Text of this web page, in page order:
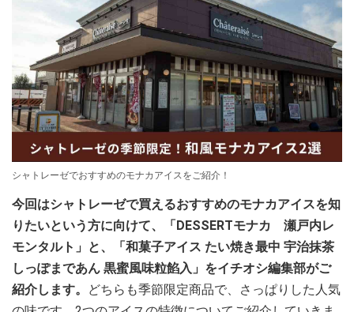
シャトレーゼでおすすめのモナカアイスをご紹介！
今回はシャトレーゼで買えるおすすめのモナカアイスを知
りたいという方に向けて、「DESSERTモナカ 瀬戸内レ
モンタルト」と、「和菓子アイス たい焼き最中 宇治抹茶
しっぽまであん 黒蜜風味粒餡入」をイチオシ編集部がご
紹介します。
どちらも季節限定商品で、さっぱりした人気